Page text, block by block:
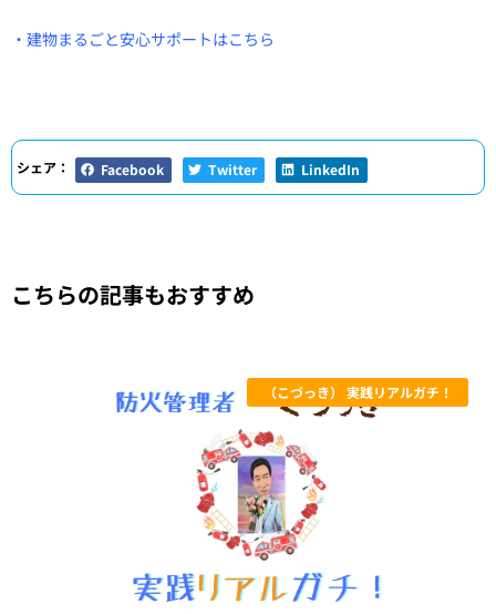
・建物まるごと安心サポートはこちら
シェア： Facebook Twitter LinkedIn
こちらの記事もおすすめ
（こづっき） 実践リアルガチ！